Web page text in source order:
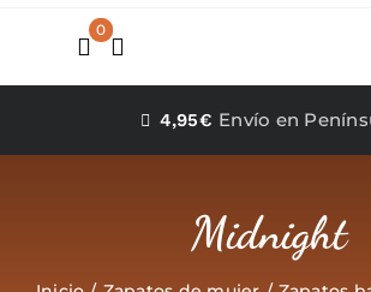
Inicio
0
4,95€ Envío en
Midnight